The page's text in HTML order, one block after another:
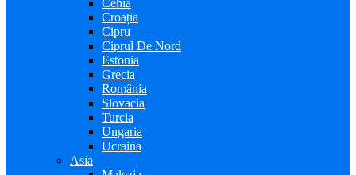
Croația
Cipru
Ciprul De Nord
Estonia
Grecia
România
Slovacia
Turcia
Ungaria
Ucraina
Asia